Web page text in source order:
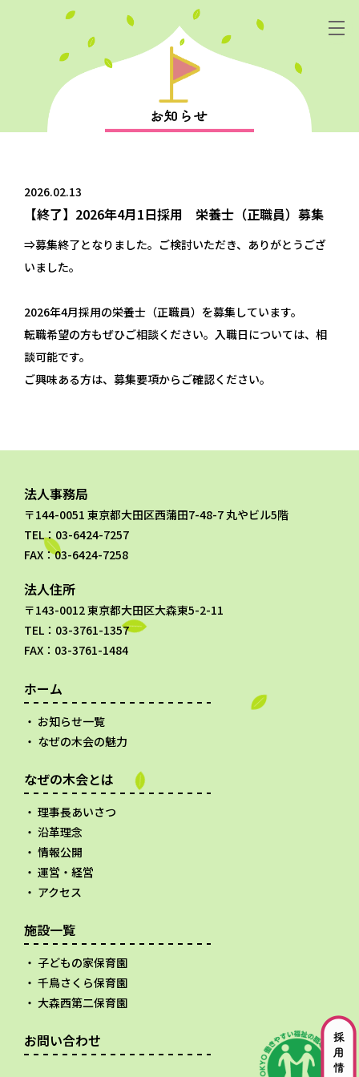
2026.02.13
【終了】2026年4月1日採用 栄養士（正職員）募集
⇒募集終了となりました。ご検討いただき、ありがとうござ
いました。
2026年4月採用の栄養士（正職員）を募集しています。
転職希望の方もぜひご相談ください。入職日については、相
談可能です。
ご興味ある方は、募集要項からご確認ください。
法人事務局
〒144-0051 東京都大田区西蒲田7-48-7 丸やビル5階
TEL：03-6424-7257
FAX：03-6424-7258
法人住所
〒143-0012 東京都大田区大森東5-2-11
TEL：03-3761-1357
FAX：03-3761-1484
ホーム
お知らせ一覧
なぜの木会の魅力
なぜの木会とは
理事長あいさつ
沿革理念
情報公開
運営・経営
アクセス
施設一覧
子どもの家保育園
千鳥さくら保育園
大森西第二保育園
お問い合わせ